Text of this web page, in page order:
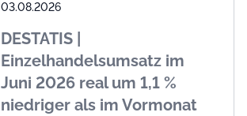
03.08.2026
DESTATIS |
Einzelhandelsumsatz im
Juni 2026 real um 1,1 %
niedriger als im Vormonat